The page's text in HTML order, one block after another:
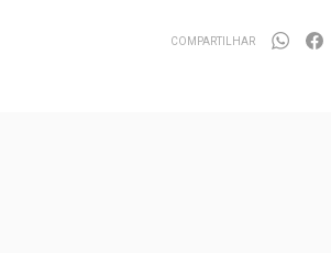
COMPARTILHAR